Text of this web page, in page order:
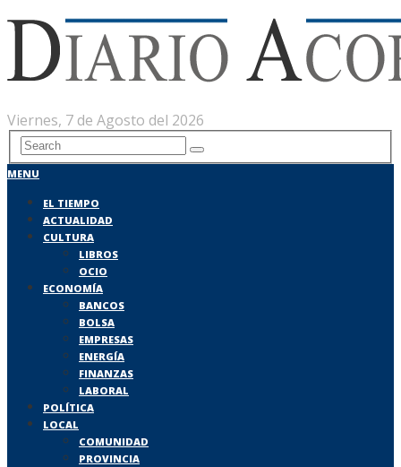
Viernes, 7 de Agosto del 2026
MENU
EL TIEMPO
ACTUALIDAD
CULTURA
LIBROS
OCIO
ECONOMÍA
BANCOS
BOLSA
EMPRESAS
ENERGÍA
FINANZAS
LABORAL
POLÍTICA
LOCAL
COMUNIDAD
PROVINCIA